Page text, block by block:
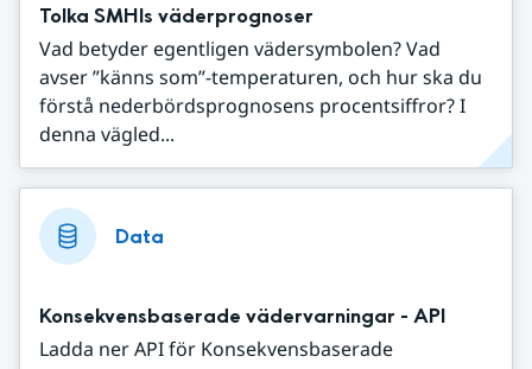
Tolka SMHIs väderprognoser
Vad betyder egentligen vädersymbolen? Vad
avser ”känns som”-temperaturen, och hur ska du
förstå nederbördsprognosens procentsiffror? I
denna vägled...
Data
Konsekvensbaserade vädervarningar - API
Ladda ner API för Konsekvensbaserade